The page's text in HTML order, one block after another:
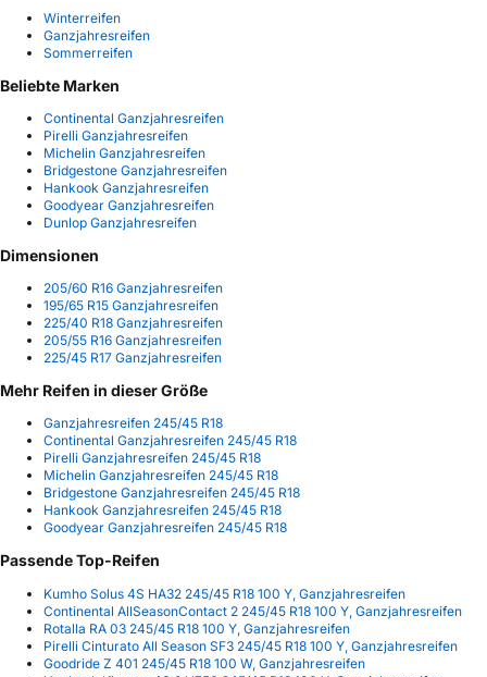
Winterreifen
Ganzjahresreifen
Sommerreifen
Beliebte Marken
Continental Ganzjahresreifen
Pirelli Ganzjahresreifen
Michelin Ganzjahresreifen
Bridgestone Ganzjahresreifen
Hankook Ganzjahresreifen
Goodyear Ganzjahresreifen
Dunlop Ganzjahresreifen
Dimensionen
205/60 R16 Ganzjahresreifen
195/65 R15 Ganzjahresreifen
225/40 R18 Ganzjahresreifen
205/55 R16 Ganzjahresreifen
225/45 R17 Ganzjahresreifen
Mehr Reifen in dieser Größe
Ganzjahresreifen 245/45 R18
Continental Ganzjahresreifen 245/45 R18
Pirelli Ganzjahresreifen 245/45 R18
Michelin Ganzjahresreifen 245/45 R18
Bridgestone Ganzjahresreifen 245/45 R18
Hankook Ganzjahresreifen 245/45 R18
Goodyear Ganzjahresreifen 245/45 R18
Passende Top-Reifen
Kumho Solus 4S HA32 245/45 R18 100 Y, Ganzjahresreifen
Continental AllSeasonContact 2 245/45 R18 100 Y, Ganzjahresreifen
Rotalla RA 03 245/45 R18 100 Y, Ganzjahresreifen
Pirelli Cinturato All Season SF3 245/45 R18 100 Y, Ganzjahresreifen
Goodride Z 401 245/45 R18 100 W, Ganzjahresreifen